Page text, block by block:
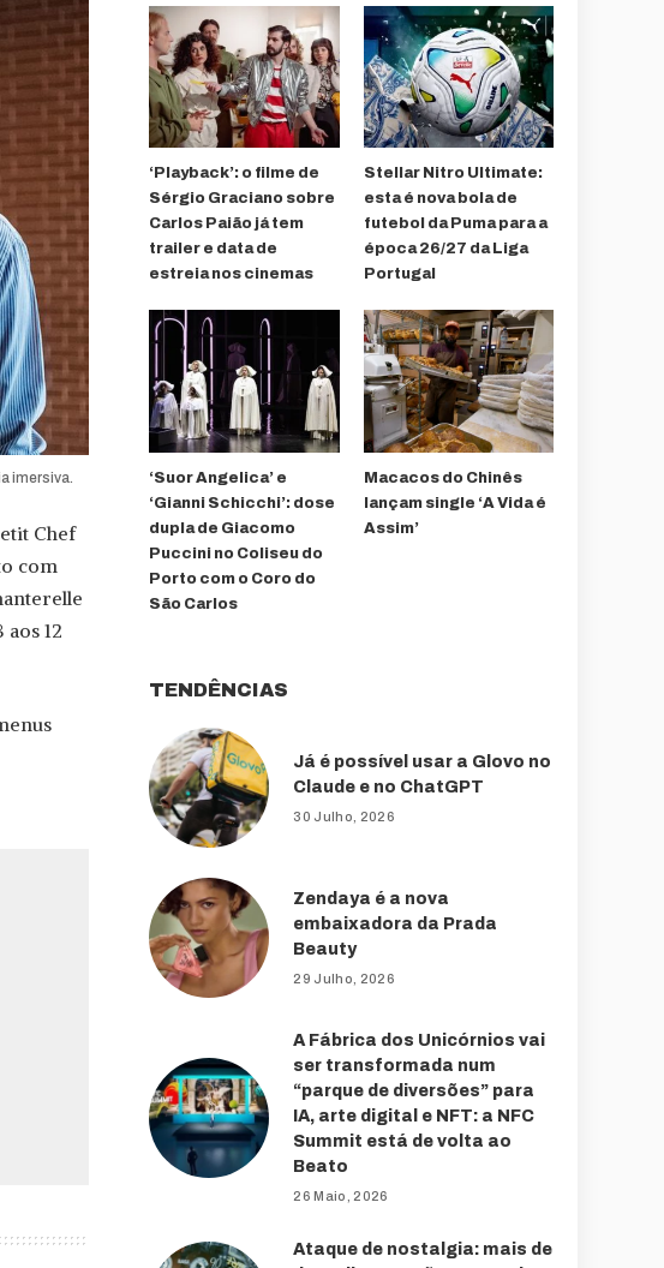
imersiva.
Chef
com
12
‘Playback’: o filme de
Sérgio Graciano sobre
Carlos Paião já tem
trailer e data de
estreia nos cinemas
Stellar Nitro Ultimate:
esta é nova bola de
futebol da Puma para a
época 26/27 da Liga
Portugal
‘Suor Angelica’ e
‘Gianni Schicchi’: dose
dupla de Giacomo
Puccini no Coliseu do
Porto com o Coro do
São Carlos
Macacos do Chinês
lançam single ‘A Vida é
Assim’
TENDÊNCIAS
Já é possível usar a Glovo no
Claude e no ChatGPT
30 Julho, 2026
Zendaya é a nova
embaixadora da Prada
Beauty
29 Julho, 2026
A Fábrica dos Unicórnios vai
ser transformada num
“parque de diversões” para
IA, arte digital e NFT: a NFC
Summit está de volta ao
Beato
26 Maio, 2026
Ataque de nostalgia: mais de